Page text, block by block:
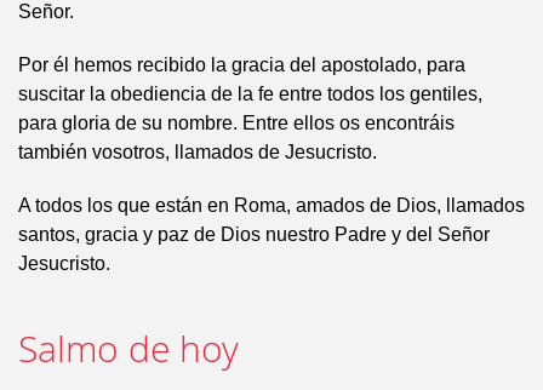
Señor.
Por él hemos recibido la gracia del apostolado, para
suscitar la obediencia de la fe entre todos los gentiles,
para gloria de su nombre. Entre ellos os encontráis
también vosotros, llamados de Jesucristo.
A todos los que están en Roma, amados de Dios, llamados
santos, gracia y paz de Dios nuestro Padre y del Señor
Jesucristo.
Salmo de hoy